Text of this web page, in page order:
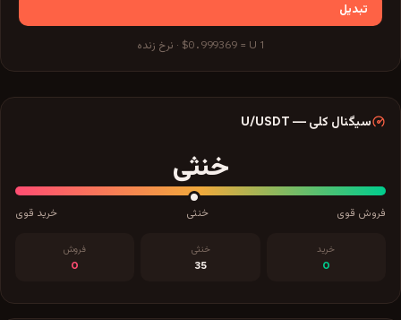
تبدیل
1
U
=
$0.999369
· نرخ زنده
سیگنال کلی —
U/USDT
خنثی
فروش قوی خنثی خرید قوی
خرید
0
خنثی
35
فروش
0